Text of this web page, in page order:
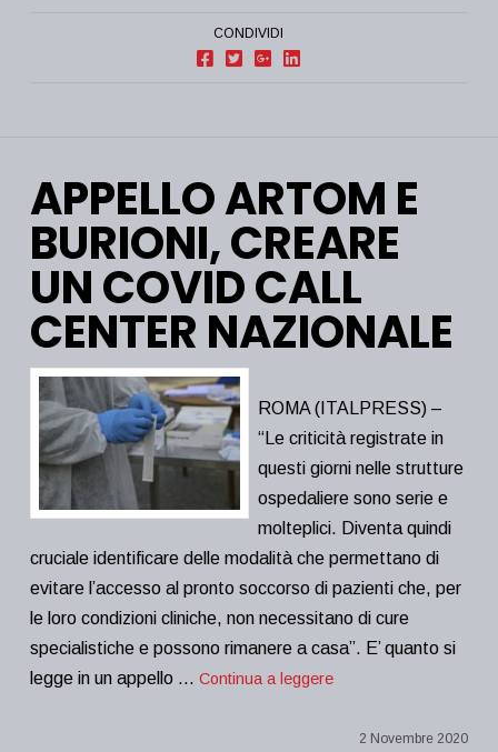
CONDIVIDI
APPELLO ARTOM E
BURIONI, CREARE
UN COVID CALL
CENTER NAZIONALE
ROMA (ITALPRESS) –
“Le criticità registrate in
questi giorni nelle strutture
ospedaliere sono serie e
molteplici. Diventa quindi
cruciale identificare delle modalità che permettano di
evitare l’accesso al pronto soccorso di pazienti che, per
le loro condizioni cliniche, non necessitano di cure
specialistiche e possono rimanere a casa”. E’ quanto si
legge in un appello … Continua a leggere
2 Novembre 2020